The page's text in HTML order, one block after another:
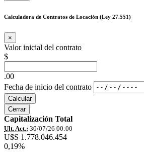
Calculadora de Contratos de Locación (Ley 27.551)
×
Valor inicial del contrato
$
.00
Fecha de inicio del contrato
Calcular
Cerrar
Capitalización Total
Ult. Act.: 30/07/26 00:00
U$S 1.778.046.454
0,19%